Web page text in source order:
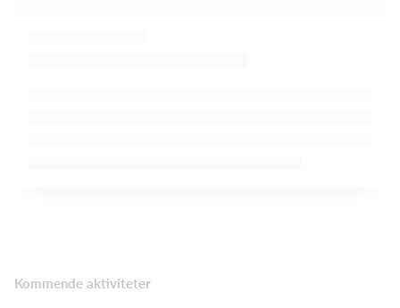
Kommende aktiviteter